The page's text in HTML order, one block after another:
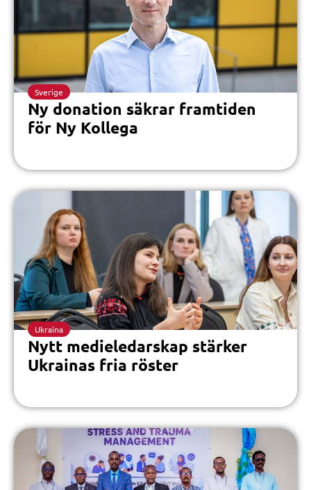
Sverige
Ny donation säkrar framtiden
för Ny Kollega
Ukraina
Nytt medieledarskap stärker
Ukrainas fria röster